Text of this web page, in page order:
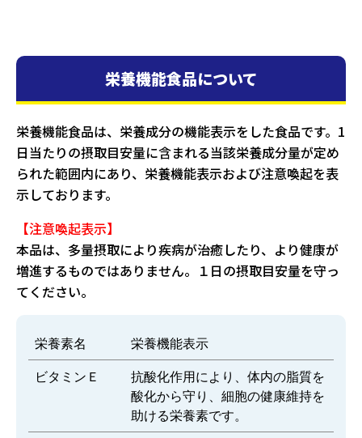
栄養機能食品について
栄養機能食品は、栄養成分の機能表示をした食品です。1
日当たりの摂取目安量に含まれる当該栄養成分量が定め
られた範囲内にあり、栄養機能表示および注意喚起を表
示しております。
【注意喚起表示】
本品は、多量摂取により疾病が治癒したり、より健康が
増進するものではありません。１日の摂取目安量を守っ
てください。
栄養素名
栄養機能表示
ビタミンＥ
抗酸化作用により、体内の脂質を
酸化から守り、細胞の健康維持を
助ける栄養素です。